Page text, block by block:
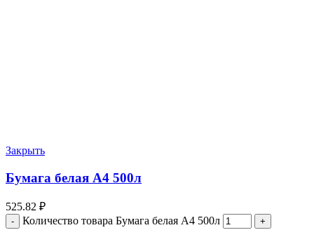
Закрыть
Бумага белая А4 500л
525.82 ₽
Количество товара Бумага белая А4 500л